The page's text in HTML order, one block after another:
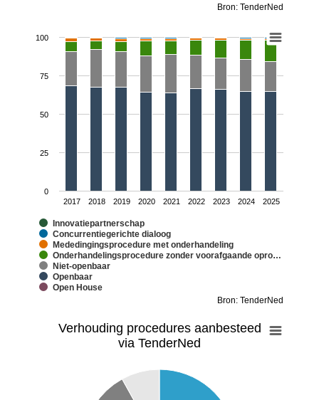
Bron: TenderNed
Innovatiepartnerschap
Concurrentiegerichte dialoog
Mededingingsprocedure met onderhandeling
Onderhandelingsprocedure zonder voorafgaande opro…
Niet-openbaar
Openbaar
Open House
2017 2018 2019 2020 2021 2022 2023 2024 2025
0
25
50
75
100
Bron: TenderNed
Verhouding procedures aanbesteed
via TenderNed